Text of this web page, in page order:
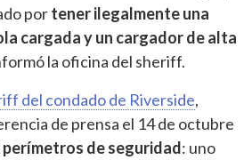
portener ilegalmente una
cargada y un cargador de alta
la oficina del sheriff.
del condado de Riverside,
de prensa el 14 de octubre
perímetros de seguridad: uno